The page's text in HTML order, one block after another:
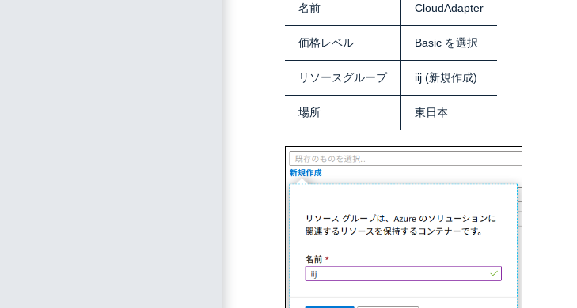
名前 CloudAdapter
価格レベル Basic を選択
リソースグループ iij (新規作成)
場所 東日本